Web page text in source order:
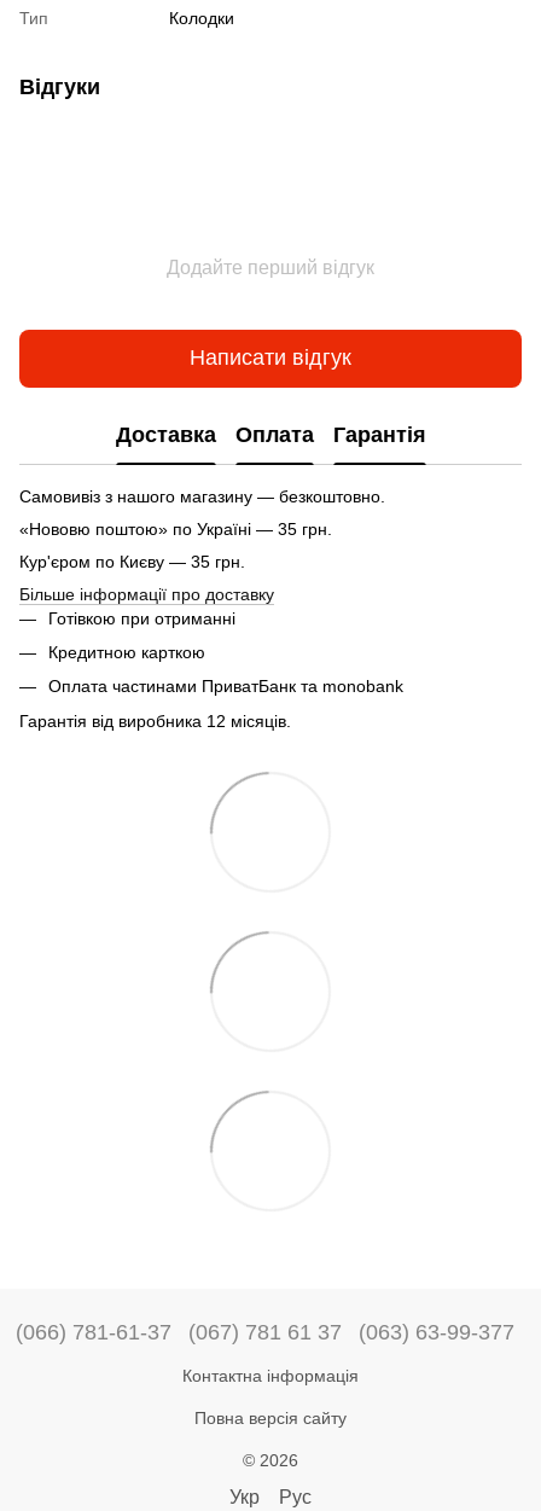
Тип
Колодки
Відгуки
Додайте перший відгук
Написати відгук
Доставка Оплата Гарантія
Самовивіз з нашого магазину — безкоштовно.
«Нововю поштою» по Україні — 35 грн.
Кур'єром по Києву — 35 грн.
Більше інформації про доставку
Готівкою при отриманні
Кредитною карткою
Оплата частинами ПриватБанк та monobank
Гарантія від виробника 12 місяців.
(066) 781-61-37 (067) 781 61 37 (063) 63-99-377
Контактна інформація
Повна версія сайту
© 2026
Укр Рус